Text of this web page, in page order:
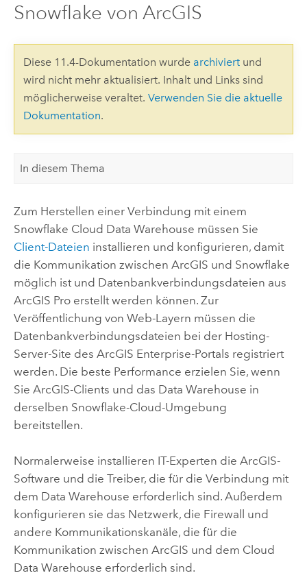
Snowflake von ArcGIS
Diese 11.4-Dokumentation wurde archiviertund
wird nicht mehr aktualisiert. Inhalt und Links sind
möglicherweise veraltet. Verwenden Sie die aktuelle
Dokumentation.
In diesem Thema
Zum Herstellen einer Verbindung mit einem
Snowflake Cloud Data Warehouse müssen Sie
Client-Dateien installieren und konfigurieren, damit
die Kommunikation zwischen ArcGIS und Snowflake
möglich ist und Datenbankverbindungsdateien aus
ArcGIS Proerstellt werden können. Zur
Veröffentlichung von Web-Layern müssen die
Datenbankverbindungsdateien bei der Hosting-
Server-Site des ArcGIS Enterprise-Portals registriert
werden. Die beste Performance erzielen Sie, wenn
Sie ArcGIS-Clients und das Data Warehouse in
derselben Snowflake-Cloud-Umgebung
bereitstellen.
Normalerweise installieren IT-Experten die ArcGIS-
Software und die Treiber, die für die Verbindung mit
dem Data Warehouse erforderlich sind. Außerdem
konfigurieren sie das Netzwerk, die Firewall und
andere Kommunikationskanäle, die für die
Kommunikation zwischen ArcGIS und dem Cloud
Data Warehouse erforderlich sind.